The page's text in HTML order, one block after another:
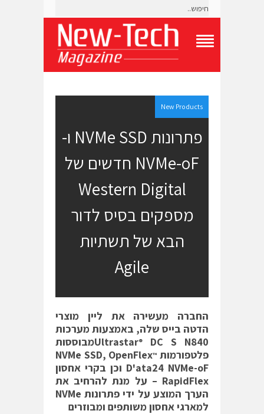
g
l
e
N
New Products
פתרונות NVMe SSD ו-
NVMe-oF חדשים של
Western Digital
מספקים בסיס לדור
הבא של תשתיות
Agile
החברה מעשירה את ליין מוצרי
הדטה בייס שלה, באמצעות מערכות
Ultrastar® DC S N840
מבוססות
פלטפורמות
NVMe SSD, OpenFlex™
D'ata24 NVMe-oF וכן בקרי אחסון
RapidFlex – על מנת להרחיב את
הערך המוצע על ידי פתרונות NVMe
למארגי אחסון משותפים ומבוזרים